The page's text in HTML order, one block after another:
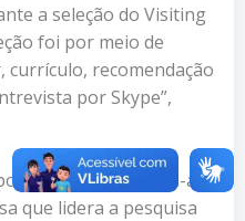
a seleção do Visiting
foi por meio de
currículo, recomendação
por Skype”,
conhecer o dia-a-
que lidera a pesquisa